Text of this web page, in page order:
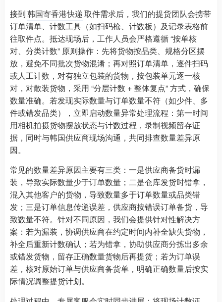
接到韩国寄香港快递取件需求后，我们的提货团队会携带
订单清单、计数工具（如扫码枪、计数板）及记录表格前
往取件点。抵达现场后，工作人员会严格遵循 “按单核
对、分类计数” 原则操作：先将货物按品类、规格分区摆
放，避免不同批次货物混淆；再对照订单清单，逐件扫码
或人工计数，对有独立包装的货物，按包装单元逐一核
对，对散装货物，采用 “分层计数 + 整体复点” 方式，确保
数量准确。若发现实际数量与订单数量不符（如少件、多
件或错发品类），立即启动数量异常处理流程：第一时间
用相机拍摄货物摆放状态与计数过程，录制视频留存证
据，同时与韩国供应商现场沟通，共同排查数量差异原
因。
常见的数量差异原因主要有三类：一是供应商备货时漏
装，导致实际数量少于订单数量；二是仓库发货时错拿，
混入其他客户的货物，导致数量多于订单数量或品类错
发；三是订单信息传递误差，供应商按错误订单备货，导
致数量不符。针对不同原因，我们会提供针对性解决方
案：若为漏装，协调供应商在约定时间内补全缺失货物，
补全后重新计数确认；若为错拿，协助供应商分拣出多余
或错发货物，留存正确数量货物后再提货；若为订单误
差，核对原始订单与供应商备货单，明确正确数量后按实
际情况调整提货计划。